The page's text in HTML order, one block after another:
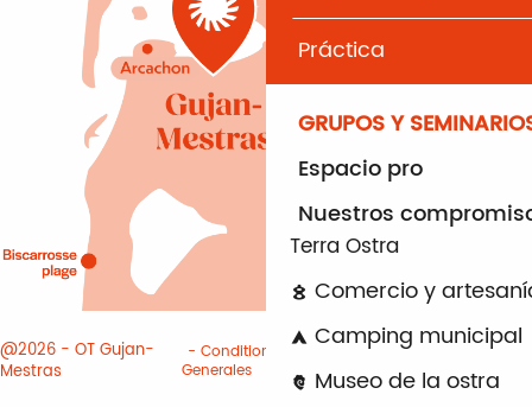
Práctica
GRUPOS Y
Espacio pro
Nuestros
Terra Ostra
Comercio y
Camping municipal
Museo de la ostra
@2026 - OT Gujan-
Mestras
Conditiones
Generales
Informacion
Cookies